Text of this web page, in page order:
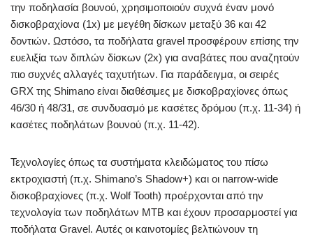
την ποδηλασία βουνού, χρησιμοποιούν συχνά έναν μονό
δισκοβραχίονα (1x) με μεγέθη δίσκων μεταξύ 36 και 42
δοντιών. Ωστόσο, τα ποδήλατα gravel προσφέρουν επίσης την
ευελιξία των διπλών δίσκων (2x) για αναβάτες που αναζητούν
πιο συχνές αλλαγές ταχυτήτων. Για παράδειγμα, οι σειρές
GRX της Shimano είναι διαθέσιμες με δισκοβραχίονες όπως
46/30 ή 48/31, σε συνδυασμό με κασέτες δρόμου (π.χ. 11-34) ή
κασέτες ποδηλάτων βουνού (π.χ. 11-42).
Τεχνολογίες όπως τα συστήματα κλειδώματος του πίσω
εκτροχιαστή (π.χ. Shimano’s Shadow+) και οι narrow-wide
δισκοβραχίονες (π.χ. Wolf Tooth) προέρχονται από την
τεχνολογία των ποδηλάτων MTB και έχουν προσαρμοστεί για
ποδήλατα Gravel. Αυτές οι καινοτομίες βελτιώνουν τη